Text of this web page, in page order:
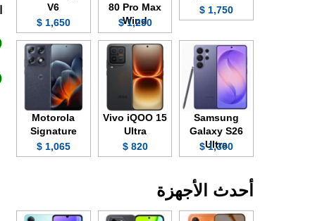
1,750 $
80 Pro Max
Wind
1,250 $
V6
1,650 $
Samsung
Galaxy S26
Ultra
1,300 $
Vivo iQOO 15
Ultra
820 $
Motorola
Signature
1,065 $
أحدث الأجهزة